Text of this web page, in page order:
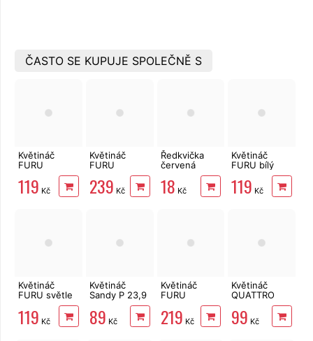
ČASTO SE KUPUJE SPOLEČNĚ S
Květináč
FURU
antracit 24cm
119 Kč
Květináč
FURU
39,5cm
239 Kč
Ředkvička
červená
LADA/celoročně,
osivo
18 Kč
Květináč
FURU bílý
119 Kč
Květináč
FURU světle
šedý 24cm
119 Kč
Květináč
Sandy P 23,9
cm antracit
89 Kč
Květináč
FURU
SQUARE s
vložkou
antracit 20
219 Kč
Květináč
QUATTRO
antracit 30 x
30 cm
99 Kč